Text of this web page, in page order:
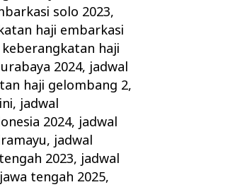
solo 2023,
haji embarkasi
haji
2024, jadwal
haji gelombang 2,
, jadwal
2024, jadwal
, jadwal
2023, jadwal
tengah 2025,